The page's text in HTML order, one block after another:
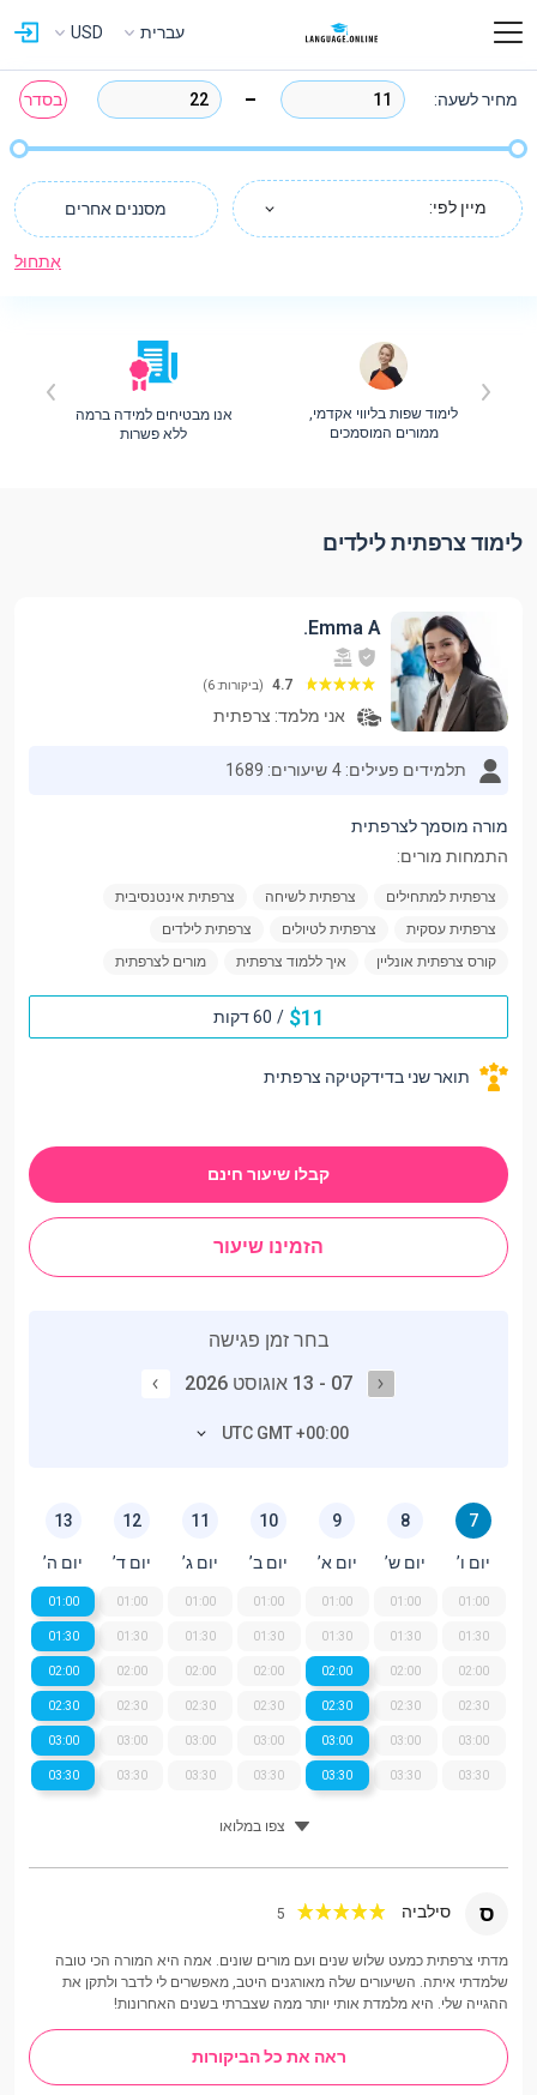
עברית USD
אִתחוּל
מחיר לשעה: בסדר
מיין לפי: מסננים אחרים
לימוד שפות בליווי אקדמי,
ממורים המוסמכים
אנו מבטיחים למידה ברמה
ללא פשרות
לימוד צרפתית לילדים
Emma A.
4.7 (ביקורות: 6)
אני מלמד: צרפתית
תלמידים פעילים: 4 שיעורים: 1689
מורה מוסמך לצרפתית
התמחות מורים:
צרפתית למתחילים צרפתית לשיחה
צרפתית אינטנסיבית
צרפתית עסקית
צרפתית לטיולים
צרפתית לילדים
קורס צרפתית אונליין
איך ללמוד צרפתית מורים לצרפתית
11
$
/ 60 דקות
תואר שני בדידקטיקה צרפתית
קבלו שיעור חינם
הזמינו שיעור
בחר זמן פגישה
07 - 13 אוגוסט 2026
UTC GMT +00:00
7
יום ו’
01:00
01:30
02:00
02:30
03:00
03:30
8
יום ש’
01:00
01:30
02:00
02:30
03:00
03:30
9
יום א’
01:00
01:30
02:00
02:30
03:00
03:30
10
יום ב’
01:00
01:30
02:00
02:30
03:00
03:30
11
יום ג’
01:00
01:30
02:00
02:30
03:00
03:30
12
יום ד’
01:00
01:30
02:00
02:30
03:00
03:30
13
יום ה’
01:00
01:30
02:00
02:30
03:00
03:30
צפו במלואו
ס סילביה 5
מדתי צרפתית כמעט שלוש שנים ועם מורים שונים. אמה היא המורה הכי טובה
שלמדתי איתה. השיעורים שלה מאורגנים היטב, מאפשרים לי לדבר ולתקן את
ההגייה שלי. היא מלמדת אותי יותר ממה שצברתי בשנים האחרונות!
ראה את כל הביקורות